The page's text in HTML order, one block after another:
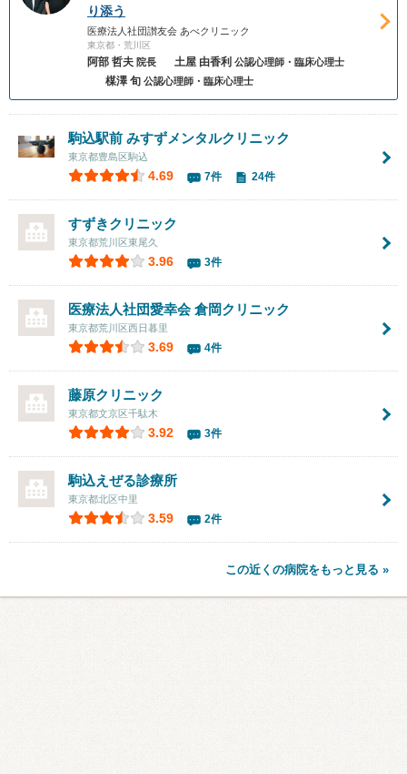
り添う
医療法人社団讃友会 あべクリニック
東京都・荒川区
阿部 哲夫 院長 土屋 由香利 公認心理師・臨床心理士
楳澤 旬 公認心理師・臨床心理士
駒込駅前 みすずメンタルクリニック
東京都豊島区駒込
4.69 7件 24件
すずきクリニック
東京都荒川区東尾久
3.96 3件
医療法人社団愛幸会倉岡クリニック
東京都荒川区西日暮里
3.69 4件
藤原クリニック
東京都文京区千駄木
3.92 3件
駒込えぜる診療所
東京都北区中里
3.59 2件
この近くの病院をもっと見る »